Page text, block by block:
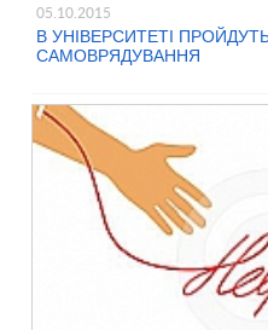
05.10.2015
В УНІВЕРСИТЕТІ
САМОВРЯДУВАННЯ